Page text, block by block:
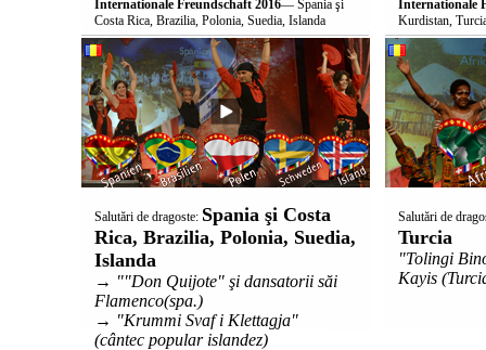
Internationale Freundschaft 2016— Spania şi
Costa Rica, Brazilia, Polonia, Suedia, Islanda
Salutări de dragoste: Spania şi Costa
Rica, Brazilia, Polonia, Suedia,
Islanda
→ ""Don Quijote" şi dansatorii săi
Flamenco(spa.)
→ "Krummi Svaf i Klettagja"
(cântec popular islandez)
Internationale
Kurdistan,
Salutări de
Turcia
"Tolingi
Kayis